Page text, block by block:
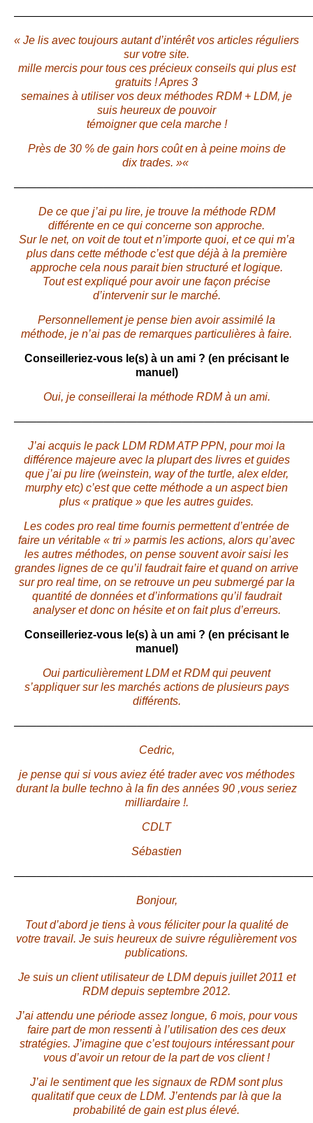
« Je lis avec toujours autant d’intérêt vos articles réguliers
sur votre site.
mille mercis pour tous ces précieux conseils qui plus est
gratuits ! Apres 3
semaines à utiliser vos deux méthodes RDM + LDM, je
suis heureux de pouvoir
témoigner que cela marche !
Près de 30 % de gain hors coût en à peine moins de
dix trades. »«
De ce que j’ai pu lire, je trouve la méthode RDM
différente en ce qui concerne son approche.
Sur le net, on voit de tout et n’importe quoi, et ce qui m’a
plus dans cette méthode c’est que déjà à la première
approche cela nous parait bien structuré et logique.
Tout est expliqué pour avoir une façon précise
d’intervenir sur le marché.
Personnellement je pense bien avoir assimilé la
méthode, je n’ai pas de remarques particulières à faire.
Conseilleriez-vous le(s) à un ami ? (en précisant le
manuel)
Oui, je conseillerai la méthode RDM à un ami.
J’ai acquis le pack LDM RDM ATP PPN, pour moi la
différence majeure avec la plupart des livres et guides
que j’ai pu lire (weinstein, way of the turtle, alex elder,
murphy etc) c’est que cette méthode a un aspect bien
plus « pratique » que les autres guides.
Les codes pro real time fournis permettent d’entrée de
faire un véritable « tri » parmis les actions, alors qu’avec
les autres méthodes, on pense souvent avoir saisi les
grandes lignes de ce qu’il faudrait faire et quand on arrive
sur pro real time, on se retrouve un peu submergé par la
quantité de données et d’informations qu’il faudrait
analyser et donc on hésite et on fait plus d’erreurs.
Conseilleriez-vous le(s) à un ami ? (en précisant le
manuel)
Oui particulièrement LDM et RDM qui peuvent
s’appliquer sur les marchés actions de plusieurs pays
différents.
Cedric,
je pense qui si vous aviez été trader avec vos méthodes
durant la bulle techno à la fin des années 90 ,vous seriez
milliardaire !.
CDLT
Sébastien
Bonjour,
Tout d’abord je tiens à vous féliciter pour la qualité de
votre travail. Je suis heureux de suivre régulièrement vos
publications.
Je suis un client utilisateur de LDM depuis juillet 2011 et
RDM depuis septembre 2012.
J’ai attendu une période assez longue, 6 mois, pour vous
faire part de mon ressenti à l’utilisation des ces deux
stratégies. J’imagine que c’est toujours intéressant pour
vous d’avoir un retour de la part de vos client !
J’ai le sentiment que les signaux de RDM sont plus
qualitatif que ceux de LDM. J’entends par là que la
probabilité de gain est plus élevé.